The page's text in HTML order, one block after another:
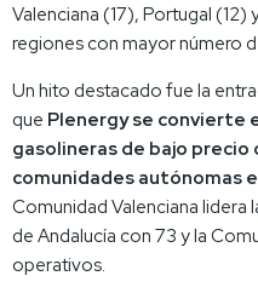
Valenciana (17), Portugal
regiones con mayor número
Un hito destacado fue la
que Plenergy se convierte
gasolineras de bajo precio
comunidades autónomas
Comunidad Valenciana lidera
de Andalucía con 73 y la
operativos.